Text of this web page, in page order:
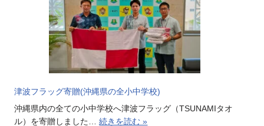
津波フラッグ寄贈(沖縄県の全小中学校)
沖縄県内の全ての小中学校へ津波フラッグ（TSUNAMIタオ
ル）を寄贈しました…続きを読む »